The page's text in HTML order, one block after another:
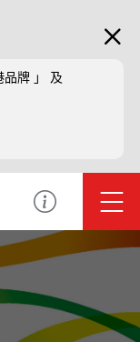
品牌 」 及